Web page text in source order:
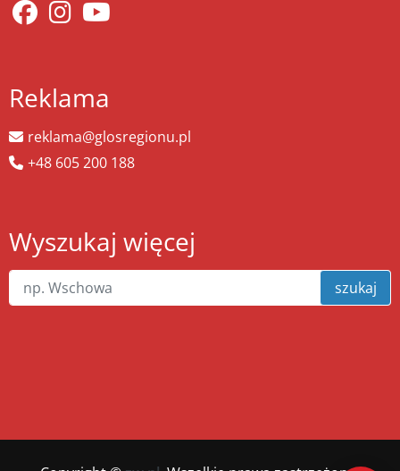
Reklama
reklama@glosregionu.pl
+48 605 200 188
Wyszukaj więcej
szukaj